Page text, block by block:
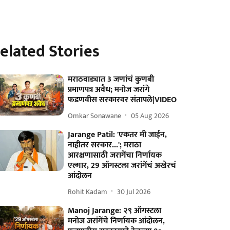
Stories
मराठवाड्यात 3 जणांचं कुणबी
प्रमाणपत्र अवैध; मनोज जरांगे
फडणवीस सरकारवर संतापले|VIDEO
Omkar Sonawane 05 Aug 2026
Jarange Patil: 'एकतर मी जाईन,
नाहीतर सरकार...'; मराठा
आरक्षणासाठी जरागेंचा निर्णायक
एल्गार, 29 ऑगस्टला जरांगेंचं अखेरचं
आंदोलन
Rohit Kadam 30 Jul 2026
Manoj Jarange: २९ ऑगस्टला
मनोज जरांगेंचे निर्णायक आंदोलन,